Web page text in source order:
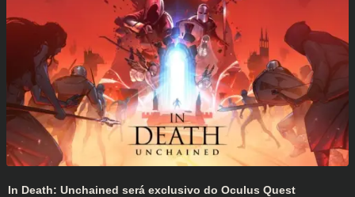
In Death: Unchained será exclusivo do Oculus Quest